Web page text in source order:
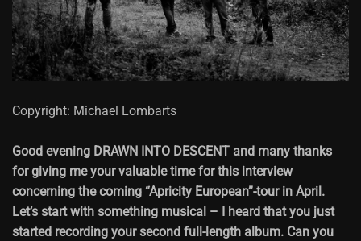
Copyright: Michael Lombarts
Good evening DRAWN INTO DESCENT and many thanks
for giving me your valuable time for this interview
concerning the coming “Apricity European”-tour in April.
Let’s start with something musical – I heard that you just
started recording your second full-length album. Can you